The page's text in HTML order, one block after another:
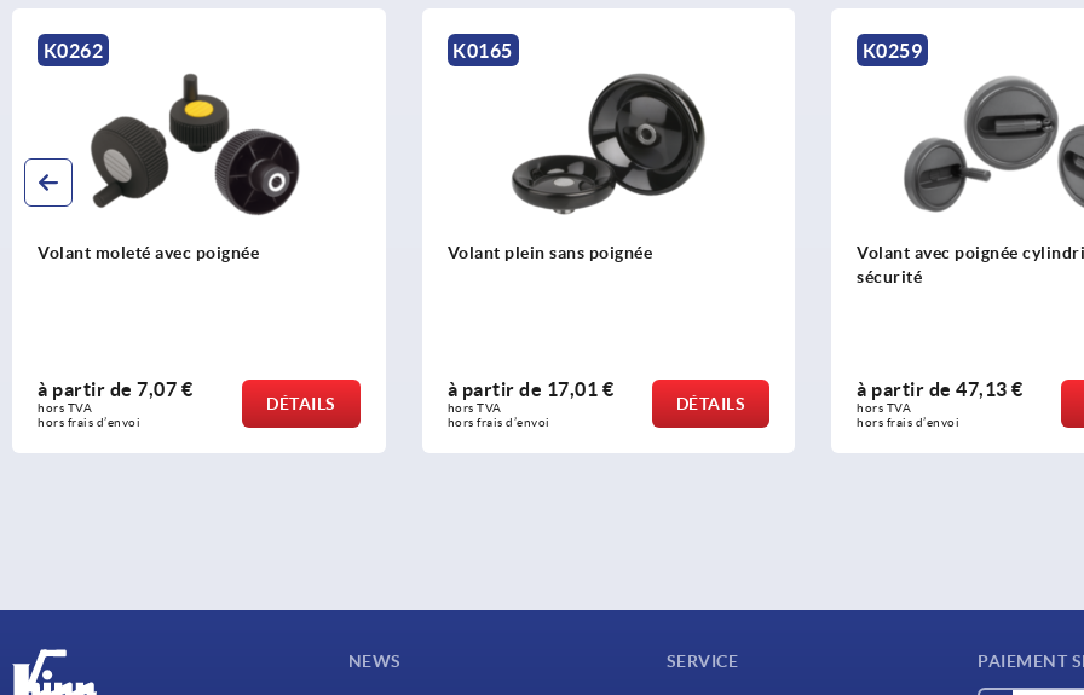
K0262
Volant moleté avec poignée
à partir de 7,07 €
hors TVA
hors frais d’envoi
DÉTAILS
K0165
Volant plein sans poignée
à partir de 17,01 €
hors TVA
hors frais d’envoi
DÉTAILS
K0259
Volant avec poignée
sécurité
à partir de 47,13 €
hors TVA
hors frais d’envoi
NEWS SERVICE PAIEMENT